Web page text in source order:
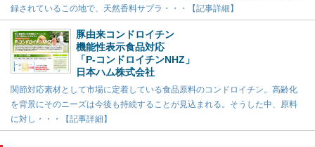
録されているこの地で、天然香料サプラ・・・【記事詳細】
豚由来コンドロイチン
機能性表示食品対応
「P-コンドロイチンNHZ」
日本ハム株式会社
関節対応素材として市場に定着している食品原料のコンドロイチン。高齢化
を背景にそのニーズは今後も持続することが見込まれる。そうした中、原料
に対し・・・【記事詳細】